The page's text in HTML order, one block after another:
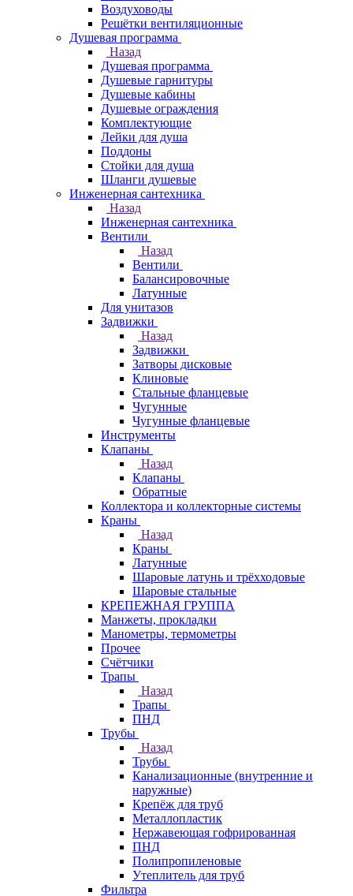
Воздуховоды
Решётки вентиляционные
Душевая программа
Назад
Душевая программа
Душевые гарнитуры
Душевые кабины
Душевые ограждения
Комплектующие
Лейки для душа
Поддоны
Стойки для душа
Шланги душевые
Инженерная сантехника
Назад
Инженерная сантехника
Вентили
Назад
Вентили
Балансировочные
Латунные
Для унитазов
Задвижки
Назад
Задвижки
Затворы дисковые
Клиновые
Стальные фланцевые
Чугунные
Чугунные фланцевые
Инструменты
Клапаны
Назад
Клапаны
Обратные
Коллектора и коллекторные системы
Краны
Назад
Краны
Латунные
Шаровые латунь и трёхходовые
Шаровые стальные
КРЕПЕЖНАЯ ГРУППА
Манжеты, прокладки
Манометры, термометры
Прочее
Счётчики
Трапы
Назад
Трапы
ПНД
Трубы
Назад
Трубы
Канализационные (внутренние и
наружные)
Крепёж для труб
Металлопластик
Нержавеющая гофрированная
ПНД
Полипропиленовые
Утеплитель для труб
Фильтра